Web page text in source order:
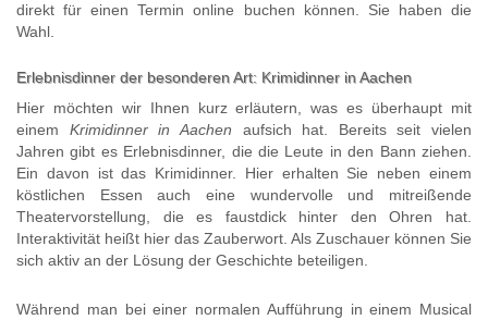
direkt für einen Termin online buchen können. Sie haben die
Wahl.
Erlebnisdinner der besonderen Art: Krimidinner in Aachen
Hier möchten wir Ihnen kurz erläutern, was es überhaupt mit
einem Krimidinner in Aachen aufsich hat. Bereits seit vielen
Jahren gibt es Erlebnisdinner, die die Leute in den Bann ziehen.
Ein davon ist das Krimidinner. Hier erhalten Sie neben einem
köstlichen Essen auch eine wundervolle und mitreißende
Theatervorstellung, die es faustdick hinter den Ohren hat.
Interaktivität heißt hier das Zauberwort. Als Zuschauer können Sie
sich aktiv an der Lösung der Geschichte beteiligen.
Während man bei einer normalen Aufführung in einem Musical